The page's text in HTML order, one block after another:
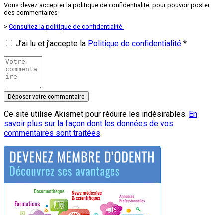
Vous devez accepter la politique de confidentialité pour pouvoir poster
des commentaires
> Consultez la politique de confidentialité
J’ai lu et j’accepte la Politique de confidentialité *
Ce site utilise Akismet pour réduire les indésirables. En
savoir plus sur la façon dont les données de vos
commentaires sont traitées.